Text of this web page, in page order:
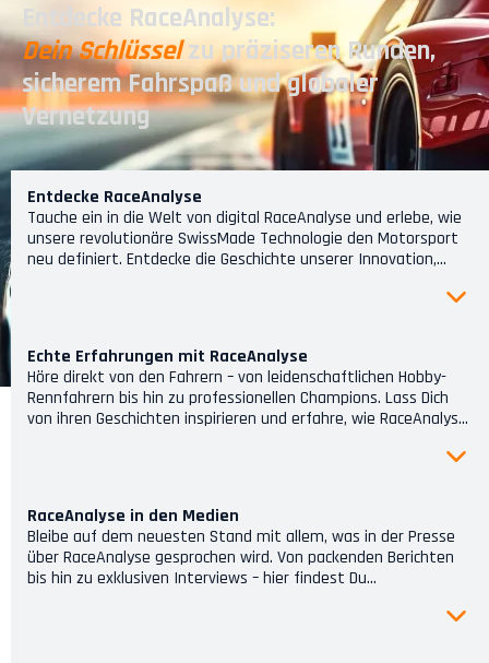
Entdecke RaceAnalyse:
Dein Schlüssel zu präziseren Runden,
sicherem Fahrspaß und globaler
Vernetzung
Entdecke RaceAnalyse
Tauche ein in die Welt von digital RaceAnalyse und erlebe, wie
unsere revolutionäre SwissMade Technologie den Motorsport
neu definiert. Entdecke die Geschichte unserer Innovation,
Echte Erfahrungen mit RaceAnalyse
Höre direkt von den Fahrern – von leidenschaftlichen Hobby-
Rennfahrern bis hin zu professionellen Champions. Lass Dich
von ihren Geschichten inspirieren und erfahre, wie RaceAnalyse
RaceAnalyse in den Medien
Bleibe auf dem neuesten Stand mit allem, was in der Presse
über RaceAnalyse gesprochen wird. Von packenden Berichten
bis hin zu exklusiven Interviews – hier findest Du